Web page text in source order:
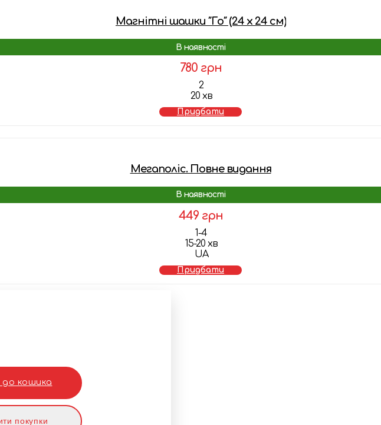
Магнітні шашки ″Го″ (24 x 24 см)
В наявності
780 грн
2
20 хв
Придбати
Мегаполіс. Повне видання
В наявності
449 грн
1-4
15-20 хв
UA
Придбати
до кошика
покупки